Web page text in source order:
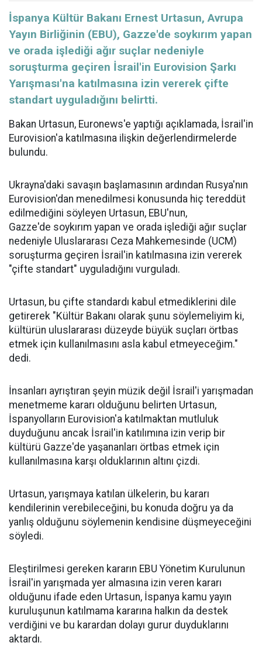
İspanya Kültür Bakanı Ernest Urtasun, Avrupa
Yayın Birliğinin (EBU), Gazze'de soykırım yapan
ve orada işlediği ağır suçlar nedeniyle
soruşturma geçiren İsrail'in Eurovision Şarkı
Yarışması'na katılmasına izin vererek çifte
standart uyguladığını belirtti.
Bakan Urtasun, Euronews'e yaptığı açıklamada, İsrail'in
Eurovision'a katılmasına ilişkin değerlendirmelerde
bulundu.
Ukrayna'daki savaşın başlamasının ardından Rusya'nın
Eurovision'dan menedilmesi konusunda hiç tereddüt
edilmediğini söyleyen Urtasun, EBU'nun,
Gazze'de soykırım yapan ve orada işlediği ağır suçlar
nedeniyle Uluslararası Ceza Mahkemesinde (UCM)
soruşturma geçiren İsrail'in katılmasına izin vererek
"çifte standart" uyguladığını vurguladı.
Urtasun, bu çifte standardı kabul etmediklerini dile
getirerek "Kültür Bakanı olarak şunu söylemeliyim ki,
kültürün uluslararası düzeyde büyük suçları örtbas
etmek için kullanılmasını asla kabul etmeyeceğim."
dedi.
İnsanları ayrıştıran şeyin müzik değil İsrail'i yarışmadan
menetmeme kararı olduğunu belirten Urtasun,
İspanyolların Eurovision'a katılmaktan mutluluk
duyduğunu ancak İsrail'in katılımına izin verip bir
kültürü Gazze'de yaşananları örtbas etmek için
kullanılmasına karşı olduklarının altını çizdi.
Urtasun, yarışmaya katılan ülkelerin, bu kararı
kendilerinin verebileceğini, bu konuda doğru ya da
yanlış olduğunu söylemenin kendisine düşmeyeceğini
söyledi.
Eleştirilmesi gereken kararın EBU Yönetim Kurulunun
İsrail'in yarışmada yer almasına izin veren kararı
olduğunu ifade eden Urtasun, İspanya kamu yayın
kuruluşunun katılmama kararına halkın da destek
verdiğini ve bu karardan dolayı gurur duyduklarını
aktardı.